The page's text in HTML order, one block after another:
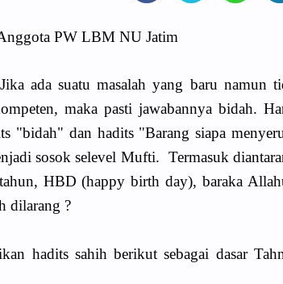
PW LBM NU Jatim
ada suatu masalah yang baru namun
maka pasti jawabannya bidah.
"bidah" dan hadits "Barang siapa
sosok selevel Mufti. Termasuk
tahun, HBD (happy birth day), baraka
dilarang ?
hadits sahih berikut sebagai dasar